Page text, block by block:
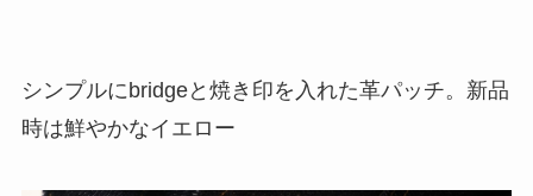
シンプルにbridgeと焼き印を入れた革パッチ。新品
時は鮮やかなイエロー